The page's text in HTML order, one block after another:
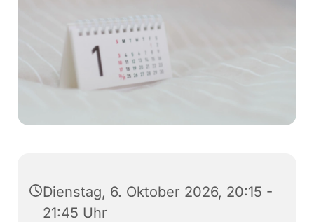
Dienstag, 6. Oktober 2026, 20:15 -
21:45 Uhr